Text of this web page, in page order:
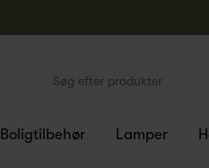
Boligtilbehør Lamper